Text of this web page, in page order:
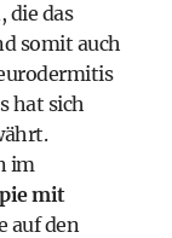
die das
somit auch
hat sich
im
mit
auf den